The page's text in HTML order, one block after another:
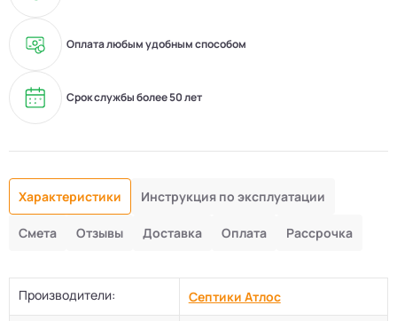
Оплата любым удобным способом
Срок службы более 50 лет
Характеристики Инструкция по эксплуатации
Смета Отзывы Доставка Оплата Рассрочка
Производители: Септики Атлос